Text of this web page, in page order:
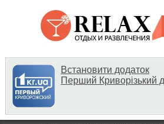
Встановити додаток
Перший Криворізький